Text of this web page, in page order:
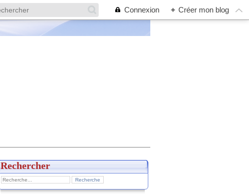
Connexion + Créer mon blog
Rechercher